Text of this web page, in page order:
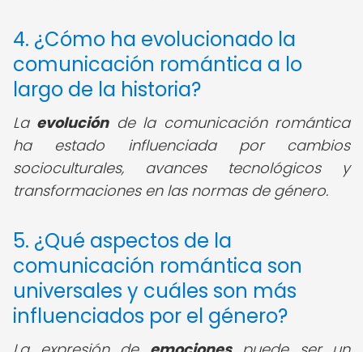
4. ¿Cómo ha evolucionado la
comunicación romántica a lo
largo de la historia?
La evoluciónde la comunicación romántica
ha estado influenciada por cambios
socioculturales, avances tecnológicos y
transformaciones en las normas de género.
5. ¿Qué aspectos de la
comunicación romántica son
universales y cuáles son más
influenciados por el género?